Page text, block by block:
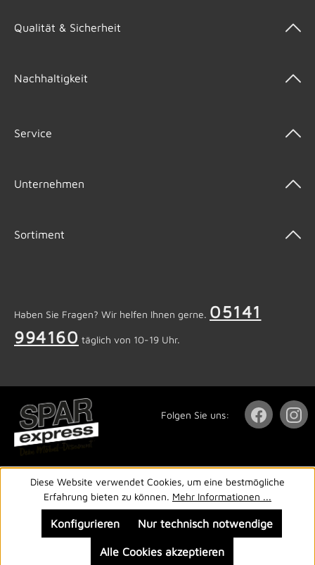
Qualität & Sicherheit
Nachhaltigkeit
Service
Unternehmen
Sortiment
Haben Sie Fragen? Wir helfen Ihnen gerne. 05141
994160 täglich von 10-19 Uhr.
Folgen Sie uns:
Diese Website verwendet Cookies, um eine bestmögliche
Erfahrung bieten zu können. Mehr Informationen ...
Nur technisch notwendige
Konfigurieren
Alle Cookies akzeptieren